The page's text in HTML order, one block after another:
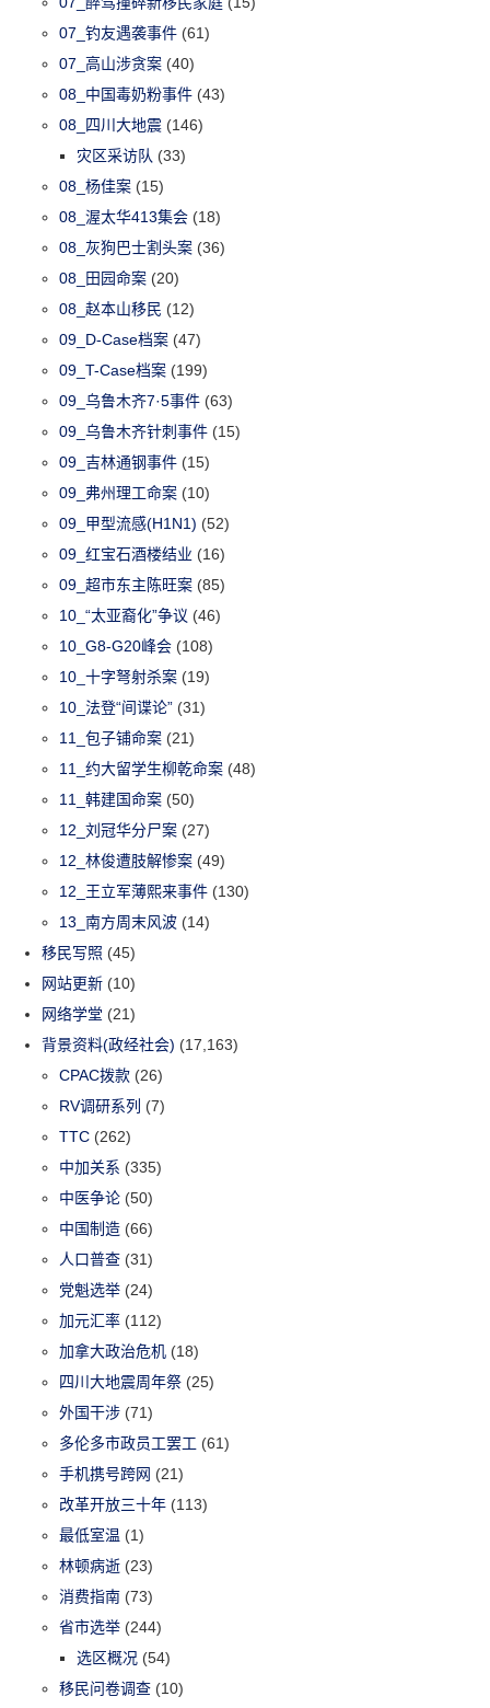
07_钓友遇袭事件 (61)
07_高山涉贪案 (40)
08_中国毒奶粉事件 (43)
08_四川大地震 (146)
灾区采访队 (33)
08_杨佳案 (15)
08_渥太华413集会 (18)
08_灰狗巴士割头案 (36)
08_田园命案 (20)
08_赵本山移民 (12)
09_D-Case档案 (47)
09_T-Case档案 (199)
09_乌鲁木齐7·5事件 (63)
09_乌鲁木齐针刺事件 (15)
09_吉林通钢事件 (15)
09_弗州理工命案 (10)
09_甲型流感(H1N1) (52)
09_红宝石酒楼结业 (16)
09_超市东主陈旺案 (85)
10_“太亚裔化”争议 (46)
10_G8-G20峰会 (108)
10_十字弩射杀案 (19)
10_法登“间谍论” (31)
11_包子铺命案 (21)
11_约大留学生柳乾命案 (48)
11_韩建国命案 (50)
12_刘冠华分尸案 (27)
12_林俊遭肢解惨案 (49)
12_王立军薄熙来事件 (130)
13_南方周末风波 (14)
移民写照 (45)
网站更新 (10)
网络学堂 (21)
背景资料(政经社会) (17,163)
CPAC拨款 (26)
RV调研系列 (7)
TTC (262)
中加关系 (335)
中医争论 (50)
中国制造 (66)
人口普查 (31)
党魁选举 (24)
加元汇率 (112)
加拿大政治危机 (18)
四川大地震周年祭 (25)
外国干涉 (71)
多伦多市政员工罢工 (61)
手机携号跨网 (21)
改革开放三十年 (113)
最低室温 (1)
林顿病逝 (23)
消费指南 (73)
省市选举 (244)
选区概况 (54)
移民问卷调查 (10)